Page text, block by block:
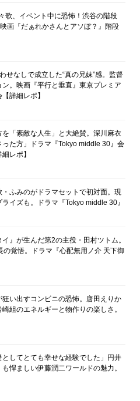
歌、イベント中に恐怖！渋谷の階段
画『だぁれかさんとアソぼ？』階段
せなしで成立した“真の兄妹”感。監督
。映画『平行と垂直』東京プレミア
詳細レポ】
「素敵な人生」と大絶賛。深川麻衣
た方」ドラマ『Tokyo middle 30』会
レポ】
ふみのがドラマセットで初対面。現
イズも。ドラマ『Tokyo middle 30』
イ』が生んだ第2の主役・田村ツトム。
の覚悟。ドラマ『心配無用ノ介 天下御
狂い出すコンビニの恐怖。唐田えりか
組のエネルギーと物作りの楽しさ。
としてとても幸せな経験でした」円井
悍ましい伊藤潤二ワールドの魅力。